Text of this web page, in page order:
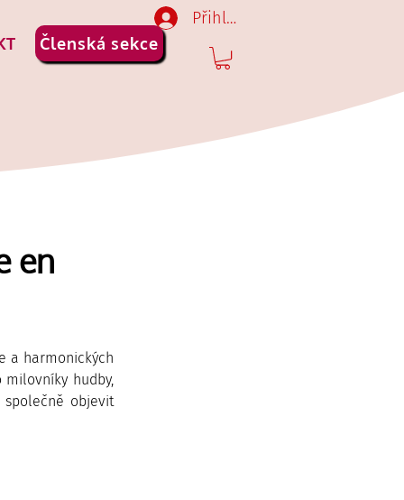
Členská sekce
Přihlásit se
en
a harmonických
hudby,
objevit